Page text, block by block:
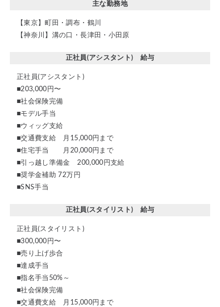
主な勤務地
【東京】町田・調布・鶴川
【神奈川】溝の口・長津田・小田原
正社員(アシスタント) 給与
正社員(アシスタント)
■203,000円〜
■社会保険完備
■モデル手当
■ウィッグ支給
■交通費支給 月15,000円まで
■住宅手当 月20,000円まで
■引っ越し準備金 200,000円支給
■奨学金補助 72万円
■SNS手当
正社員(スタイリスト) 給与
正社員(スタイリスト)
■300,000円〜
■売り上げ歩合
■達成手当
■指名手当50%～
■社会保険完備
■交通費支給 月15,000円まで